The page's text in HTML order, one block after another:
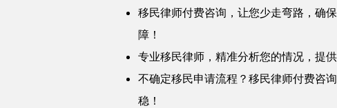
移民律师付费咨询，让您少走弯路，确
障！
专业移民律师，精准分析您的情况，提
不确定移民申请流程？移民律师付费咨
稳！